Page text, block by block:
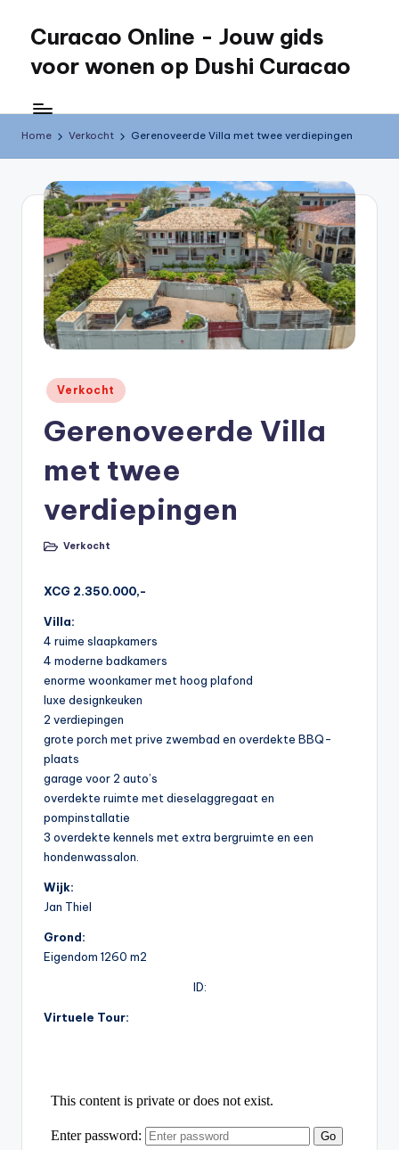
content
Curacao Online - Jouw gids
voor wonen op Dushi Curacao
gids
voor
wonen
Dushi
Curacao
Home Verkocht Gerenoveerde Villa met twee verdiepingen
Posted
in
Verkocht
Gerenoveerde Villa
met twee
verdiepingen
PostedVerkocht
XCG 2.350.000,-
Villa:
4 ruime slaapkamers
4 moderne badkamers
enorme woonkamer met hoog plafond
luxe designkeuken
2 verdiepingen
grote porch met prive zwembad en overdekte BBQ-
plaats
garage voor 2 auto’s
overdekte ruimte met dieselaggregaat en
pompinstallatie
3 overdekte kennels met extra bergruimte en een
hondenwassalon.
Wijk:
Jan Thiel
Grond:
Eigendom 1260 m2
ID:
Virtuele Tour: